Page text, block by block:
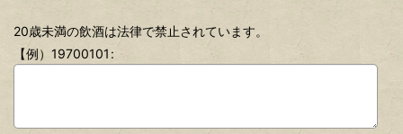
20歳未満の飲酒は法律で禁止されています。
【例）19700101 :